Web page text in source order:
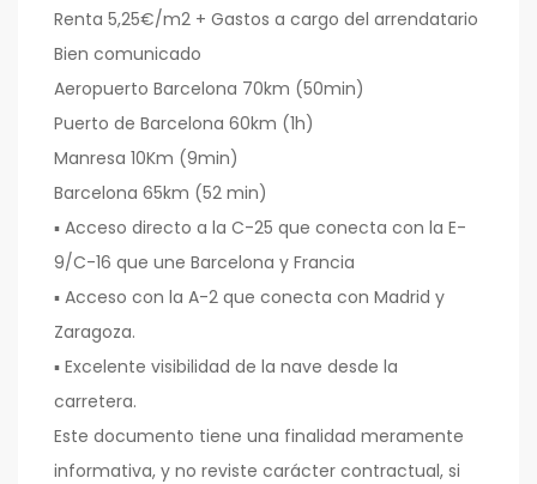
Renta 5,25€/m2 + Gastos a cargo del arrendatario
Bien comunicado
Aeropuerto Barcelona 70km (50min)
Puerto de Barcelona 60km (1h)
Manresa 10Km (9min)
Barcelona 65km (52 min)
▪ Acceso directo a la C-25 que conecta con la E-
9/C-16 que une Barcelona y Francia
▪ Acceso con la A-2 que conecta con Madrid y
Zaragoza.
▪ Excelente visibilidad de la nave desde la
carretera.
Este documento tiene una finalidad meramente
informativa, y no reviste carácter contractual, si